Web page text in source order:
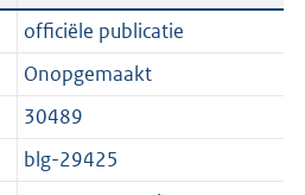
n
d
s
g
r
o
a
n
d
g
r
officiële publicatie
Onopgemaakt
30489
blg-29425